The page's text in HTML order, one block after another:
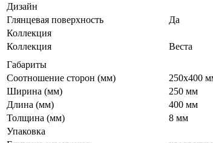
Дизайн
Глянцевая поверхность
Да
Коллекция
Коллекция
Веста
Габариты
Соотношение сторон (мм)
250x400
Ширина (мм)
250 мм
Длина (мм)
400 мм
Толщина (мм)
8 мм
Упаковка